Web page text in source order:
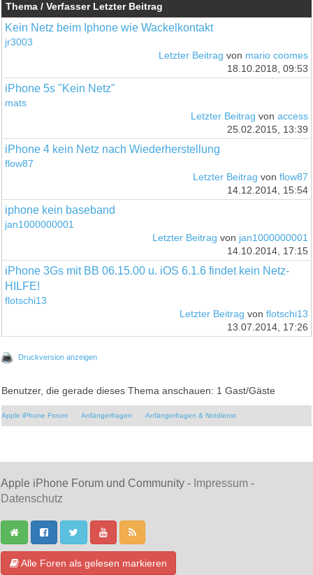
Thema / Verfasser Letzter Beitrag
Kein Netz beim Iphone wie Wackelkontakt
jr3003
Letzter Beitrag von mario coomes
18.10.2018, 09:53
iPhone 5s "Kein Netz"
mats
Letzter Beitrag von access
25.02.2015, 13:39
iPhone 4 kein Netz nach Wiederherstellung
flow87
Letzter Beitrag von flow87
14.12.2014, 15:54
iphone kein baseband
jan1000000001
Letzter Beitrag von jan1000000001
14.10.2014, 17:15
iPhone 3Gs mit BB 06.15.00 u. iOS 6.1.6 findet kein Netz-
HILFE!
flotschi13
Letzter Beitrag von flotschi13
13.07.2014, 17:26
Druckversion anzeigen
Benutzer, die gerade dieses Thema anschauen: 1 Gast/Gäste
Apple iPhone Forum Anfängerfragen Anfängerfragen & Notdienst
Apple iPhone Forum und Community - Impressum -
Datenschutz
Alle Foren als gelesen markieren